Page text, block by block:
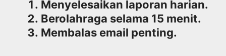
Menyelesaikan laporan harian.
Berolahraga selama 15 menit.
Membalas email penting.